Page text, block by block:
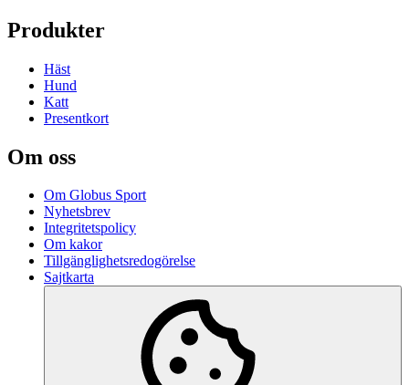
Produkter
Häst
Hund
Katt
Presentkort
Om oss
Om Globus Sport
Nyhetsbrev
Integritetspolicy
Om kakor
Tillgänglighetsredogörelse
Sajtkarta